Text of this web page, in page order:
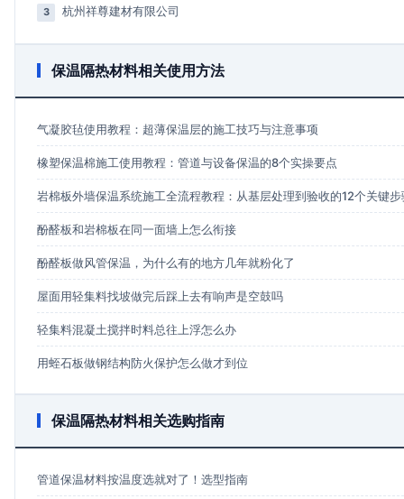
3 杭州祥尊建材有限公司
保温隔热材料相关使用方法
气凝胶毡使用教程：超薄保温层的施工技巧与注意事项
橡塑保温棉施工使用教程：管道与设备保温的8个实操要点
岩棉板外墙保温系统施工全流程教程：从基层处理到验收的12个关键步
酚醛板和岩棉板在同一面墙上怎么衔接
酚醛板做风管保温，为什么有的地方几年就粉化了
屋面用轻集料找坡做完后踩上去有响声是空鼓吗
轻集料混凝土搅拌时料总往上浮怎么办
用蛭石板做钢结构防火保护怎么做才到位
保温隔热材料相关选购指南
管道保温材料按温度选就对了！选型指南